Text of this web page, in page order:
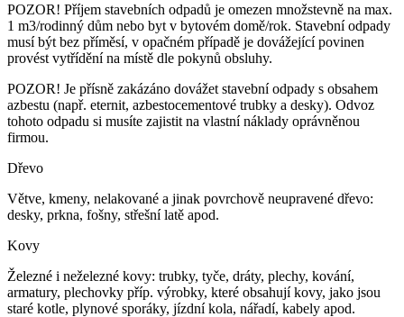
POZOR! Příjem stavebních odpadů je omezen množstevně na max.
1 m3/rodinný dům nebo byt v bytovém domě/rok. Stavební odpady
musí být bez příměsí, v opačném případě je dovážející povinen
provést vytřídění na místě dle pokynů obsluhy.
POZOR! Je přísně zakázáno dovážet stavební odpady s obsahem
azbestu (např. eternit, azbestocementové trubky a desky). Odvoz
tohoto odpadu si musíte zajistit na vlastní náklady oprávněnou
firmou.
Dřevo
Větve, kmeny, nelakované a jinak povrchově neupravené dřevo:
desky, prkna, fošny, střešní latě apod.
Kovy
Železné i neželezné kovy: trubky, tyče, dráty, plechy, kování,
armatury, plechovky příp. výrobky, které obsahují kovy, jako jsou
staré kotle, plynové sporáky, jízdní kola, nářadí, kabely apod.